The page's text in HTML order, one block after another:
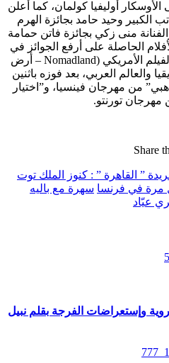
الأوسكار أوليفيا كولمان، كما أعلن
الكبير وحيد حامد بجائزة الهرم
والفنانة منى زكي بجائزة فاتن حمامة
الحاصلة على أرفع الجوائز في
المهرجانات الكبرى ومن بينها الفيلم الأمريكي (Nomadland – أرض
والعالم العربي، بعد فوزه باثنين
من مهرجان فينسيا، و”اختيار
مهرجان تورنتو.
Share
” القاهرة ” : كنوز الملك توت
مرة في فرنسا سهرة مع باليه
عيّاد
وإستعراضات الفرجة بقلم نبيل